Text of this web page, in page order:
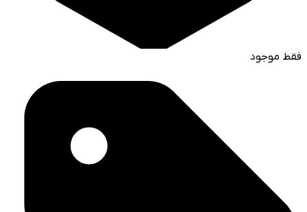
فقط موجود